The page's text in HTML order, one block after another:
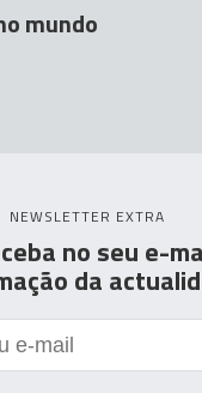
mundo
NEWSLETTER EXTRA
no seu e-
da